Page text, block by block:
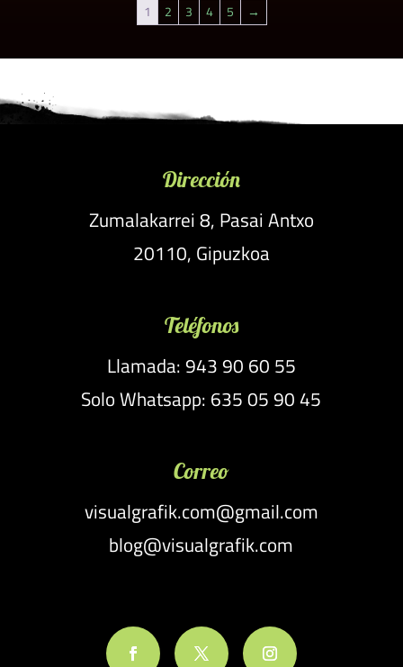
1 2 3 4 5 →
Dirección
Zumalakarrei 8, Pasai Antxo
20110, Gipuzkoa
Teléfonos
Llamada: 943 90 60 55
Solo Whatsapp: 635 05 90 45
Correo
visualgrafik.com@gmail.com
blog@visualgrafik.com